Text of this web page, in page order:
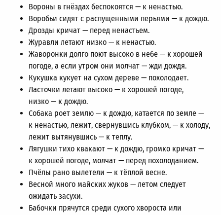
Вороны в гнёздах беспокоятся — к ненастью.
Воробьи сидят с распущенными перьями — к дождю.
Дрозды кричат — перед ненастьем.
Журавли летают низко — к ненастью.
Жаворонки долго поют высоко в небе — к хорошей
погоде, а если утром они молчат — жди дождя.
Кукушка кукует на сухом дереве — похолодает.
Ласточки летают высоко — к хорошей погоде,
низко — к дождю.
Собака роет землю — к дождю, катается по земле —
к ненастью, лежит, свернувшись клубком, — к холоду,
лежит вытянувшись — к теплу.
Лягушки тихо квакают — к дождю, громко кричат —
к хорошей погоде, молчат — перед похолоданием.
Пчёлы рано вылетели — к тёплой весне.
Весной много майских жуков — летом следует
ожидать засухи.
Бабочки прячутся среди сухого хвороста или